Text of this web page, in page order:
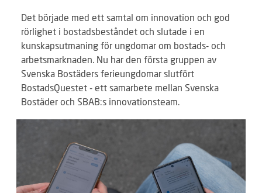
Det började med ett samtal om innovation och god
rörlighet i bostadsbeståndet och slutade i en
kunskapsutmaning för ungdomar om bostads- och
arbetsmarknaden. Nu har den första gruppen av
Svenska Bostäders ferieungdomar slutfört
BostadsQuestet - ett samarbete mellan Svenska
Bostäder och SBAB:s innovationsteam.